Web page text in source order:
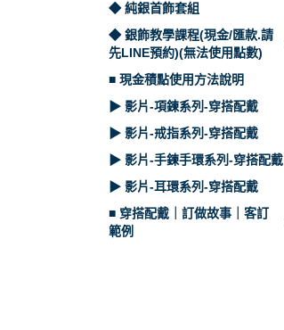
◆ 純銀首飾套組
◆ 銀飾教學課程(現金/匯款.請
先LINE預約)(無法使用點數)
■ 現金積點使用方法說明
▶ 影片-項鍊系列-穿搭配戴
▶ 影片-戒指系列-穿搭配戴
▶ 影片-手鍊手環系列-穿搭配戴
▶ 影片-耳環系列-穿搭配戴
■ 穿搭配戴｜訂做故事｜客訂
範例